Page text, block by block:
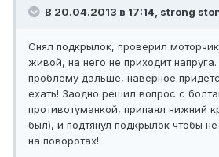
В 20.04.2013 в 17:14, strong
Снял подкрылок, проверил
живой, на него не приходит напруга.
проблему дальше, наверное
ехать! Заодно решил вопрос с
противотуманкой, припаял нижний
был), и подтянул подкрылок чтобы
на поворотах!